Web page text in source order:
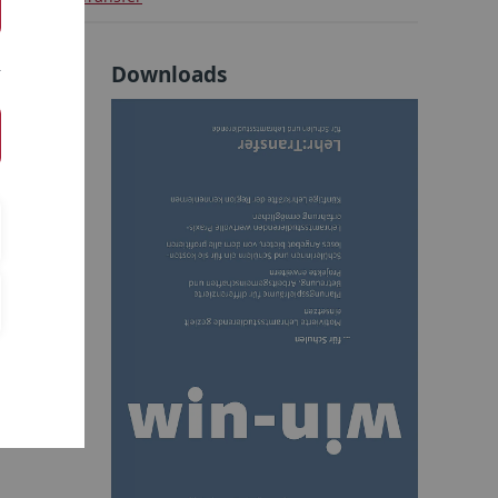
Downloads